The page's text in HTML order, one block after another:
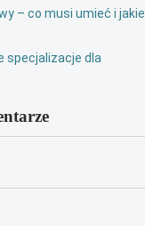
– co musi umieć i jakie
specjalizacje dla